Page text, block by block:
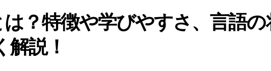
？特徴や学びやすさ、言語の
説！